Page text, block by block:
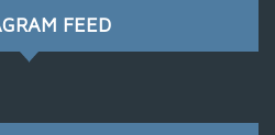
เป็น“ศาลเตี้ย”
FEED